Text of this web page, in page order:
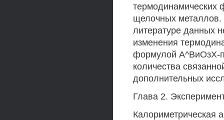
термодинамических
щелочных металлов.
литературе данных
изменения
формулой А^ВиОзХ-
количества
дополнительных
Глава 2.
Калориметрическая